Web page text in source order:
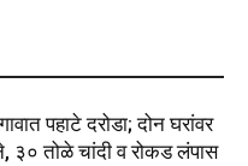
पहाटे दरोडा; दोन घरांवर
३० तोळे चांदी व रोकड लंपास